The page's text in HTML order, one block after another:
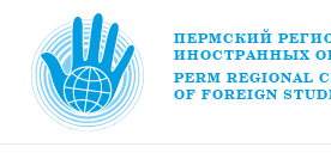
ПЕРМСКИЙ
ИНОСТРАННЫХ
PERM REGIONAL
OF FOREIGN